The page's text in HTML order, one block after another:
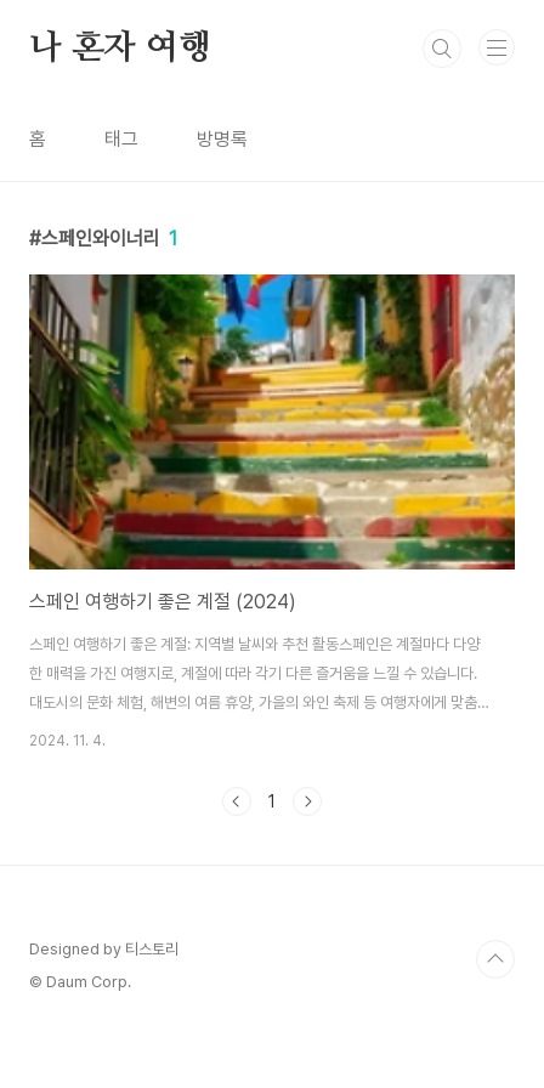
나 혼자 여행
홈 태그 방명록
스페인와이너리 1
스페인 여행하기 좋은 계절 (2024)
스페인 여행하기 좋은 계절: 지역별 날씨와 추천 활동스페인은 계절마다 다양
한 매력을 가진 여행지로, 계절에 따라 각기 다른 즐거움을 느낄 수 있습니다.
대도시의 문화 체험, 해변의 여름 휴양, 가을의 와인 축제 등 여행자에게 맞춤형
경험을 제공합니다. 이번 글에서는 스페인 여행을 언제 가는 것이 좋을지, 계절
꽃이 만발한 스페인스페인의 봄은 날씨가 온화하고 화창하며, 도시 곳곳이 꽃
2024. 11. 4.
1
Designed by 티스토리
© Daum Corp.